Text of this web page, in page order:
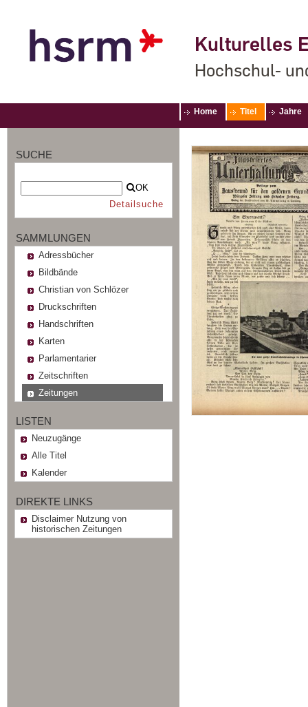
Kulturelles
Hochschul-
Home Titel Jahre
SUCHE
OK
Detailsuche
SAMMLUNGEN
Adressbücher
Bildbände
Christian von Schlözer
Druckschriften
Handschriften
Karten
Parlamentarier
Zeitschriften
Zeitungen
LISTEN
Neuzugänge
Alle Titel
Kalender
DIREKTE LINKS
Disclaimer Nutzung von
historischen Zeitungen